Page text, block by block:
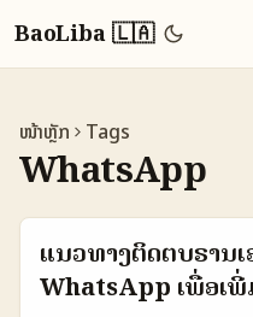
BaoLiba 🇱🇦
ໜ້າຫຼັກ Tags
WhatsApp
ແນວທາງຕິດຕໍ່ບຣານ
WhatsApp ເພື່ອເ